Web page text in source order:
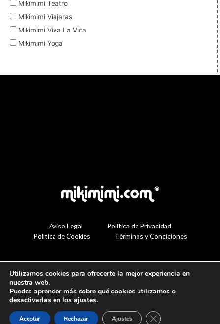
Mikimimi Teatro
Mikimimi Viajeras
Mikimimi Viva La Vida
Mikimimi Yoga
Aviso Legal
Política de Privacidad
Política de Cookies
Términos y Condiciones
Utilizamos cookies para ofrecerte la mejor experiencia en
nuestra web.
Puedes aprender más sobre qué cookies utilizamos o
desactivarlas en los ajustes.
Aceptar Rechazar Ajustes Cerrar el banner de